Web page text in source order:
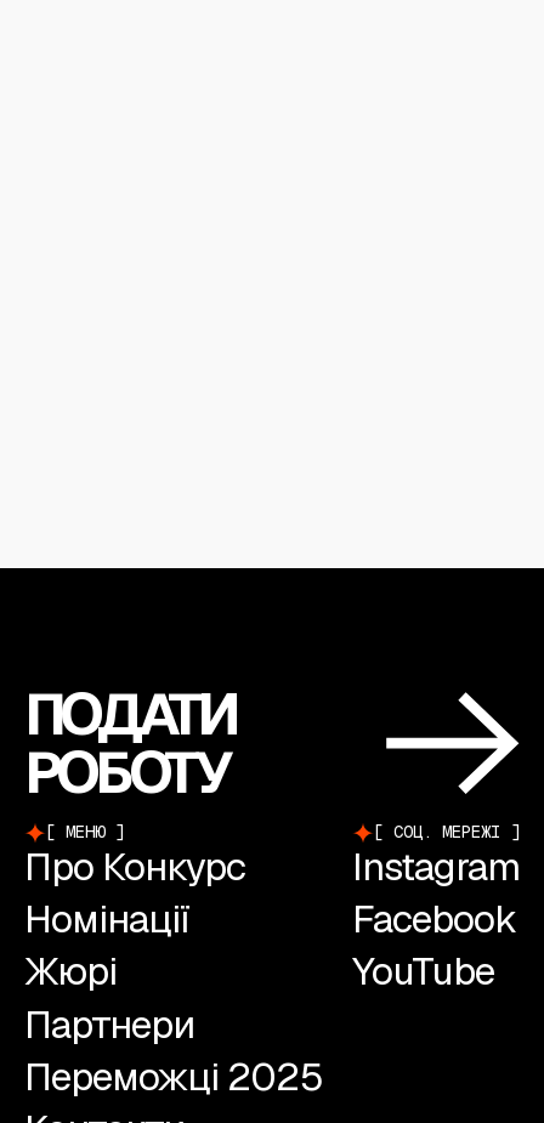
ПОДАТИ
РОБОТУ
МЕНЮ
Про Конкурс
Номінації
Жюрі
Партнери
Переможці 2025
СОЦ. МЕРЕЖІ
Instagram
Facebook
YouTube